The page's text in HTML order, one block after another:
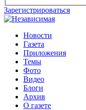
Зарегистрироваться
Новости
Газета
Приложения
Темы
Фото
Видео
Блоги
Архив
О газете